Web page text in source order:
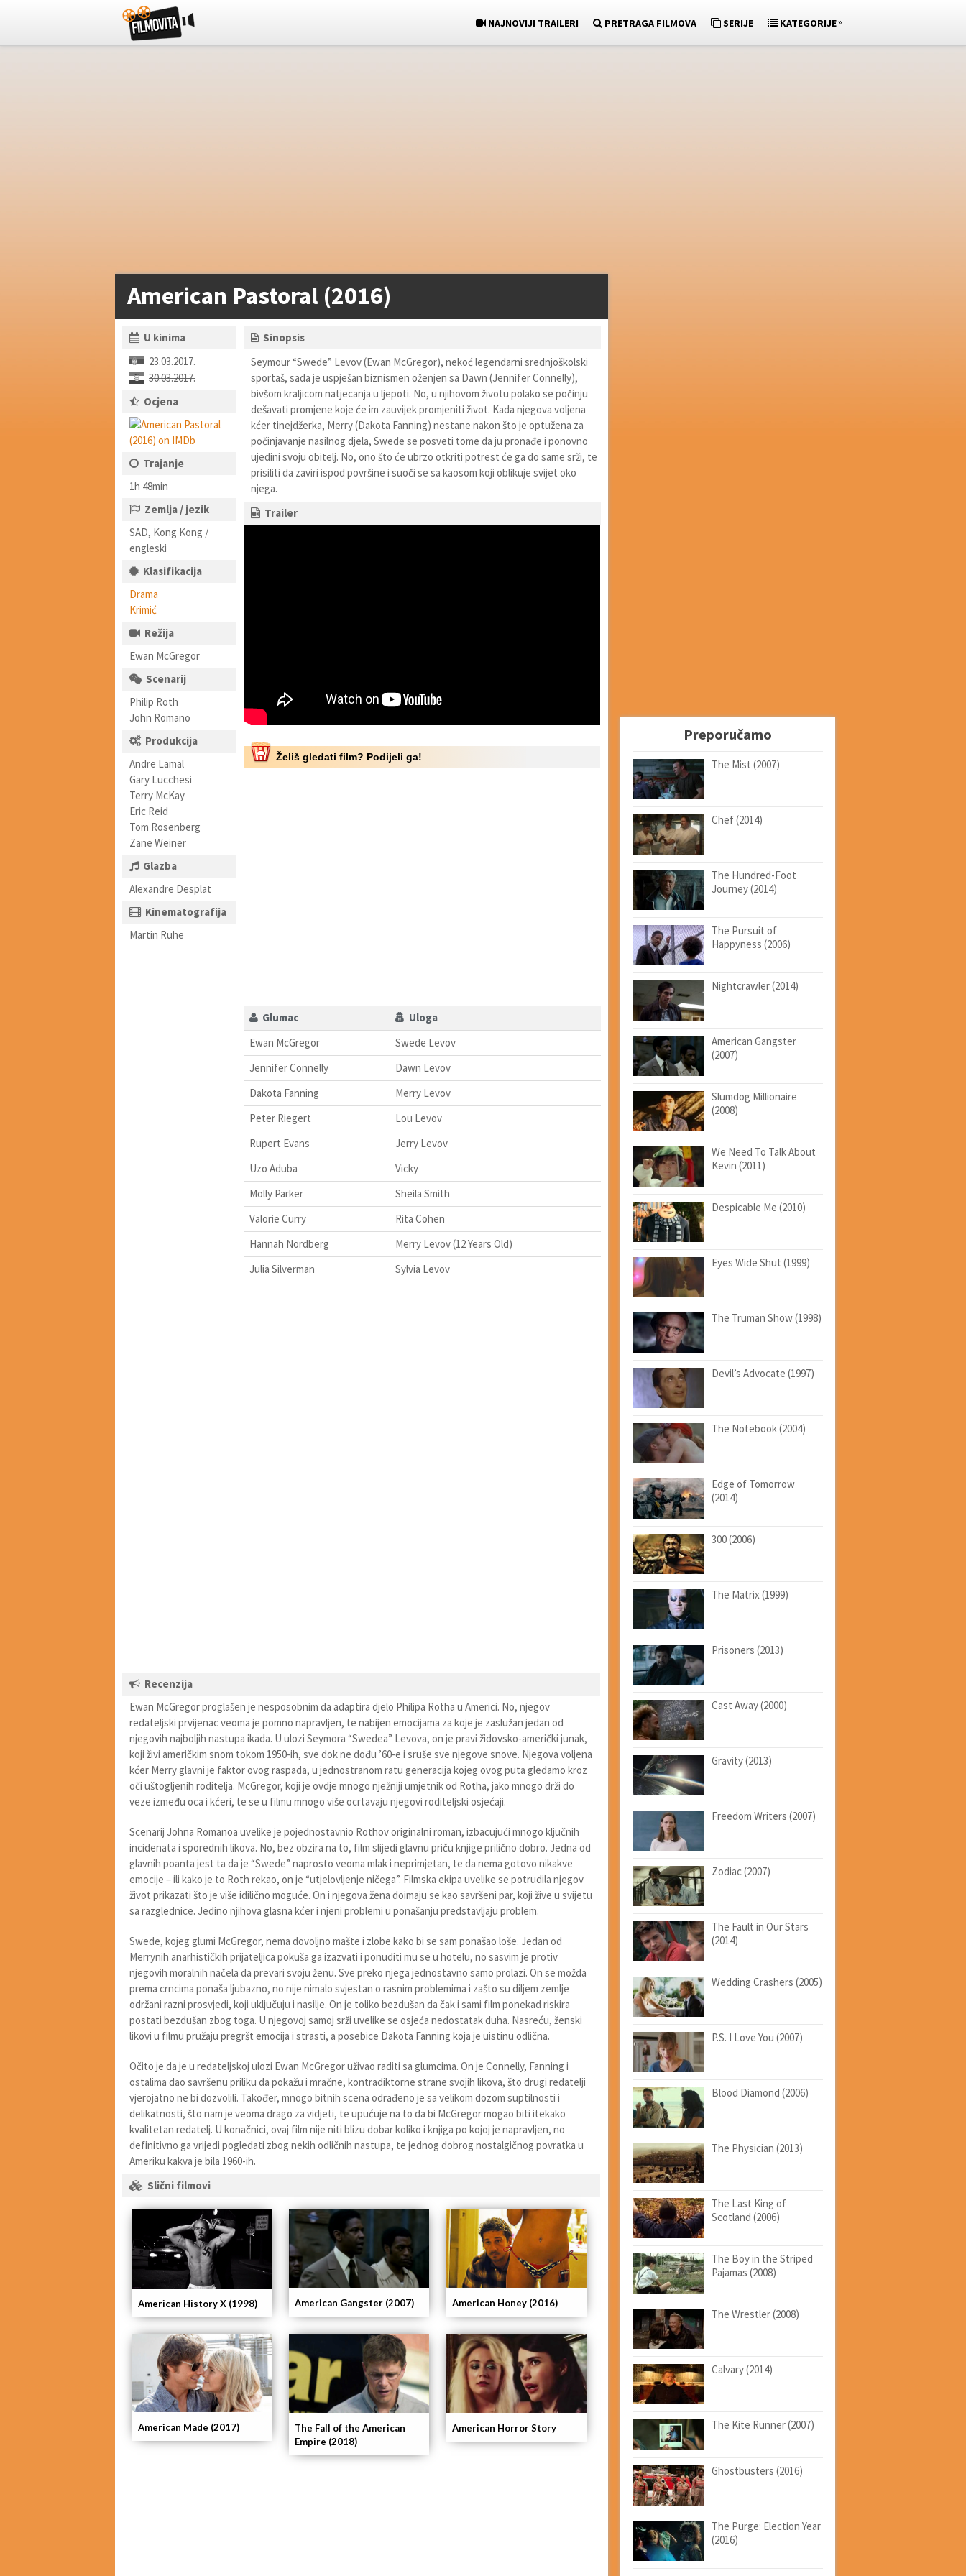
NAJNOVIJI TRAILERI PRETRAGA FILMOVA SERIJE KATEGORIJE»
American Pastoral (2016)
U kinima
23.03.2017.
30.03.2017.
Ocjena
Trajanje
1h 48min
Zemlja / jezik
SAD, Kong Kong /
engleski
Klasifikacija
Drama
Krimić
Režija
Ewan McGregor
Scenarij
Philip Roth
John Romano
Produkcija
Andre Lamal
Gary Lucchesi
Terry McKay
Eric Reid
Tom Rosenberg
Zane Weiner
Glazba
Alexandre Desplat
Kinematografija
Martin Ruhe
Sinopsis
Seymour “Swede” Levov (Ewan McGregor), nekoć legendarni srednjoškolski
sportaš, sada je uspješan biznismen oženjen sa Dawn (Jennifer Connelly),
bivšom kraljicom natjecanja u ljepoti. No, u njihovom životu polako se počinju
dešavati promjene koje će im zauvijek promjeniti život. Kada njegova voljena
kćer tinejdžerka, Merry (Dakota Fanning) nestane nakon što je optužena za
počinjavanje nasilnog djela, Swede se posveti tome da ju pronađe i ponovno
ujedini svoju obitelj. No, ono što će ubrzo otkriti potrest će ga do same srži, te
prisiliti da zaviri ispod površine i suoči se sa kaosom koji oblikuje svijet oko
njega.
Trailer
Želiš gledati film? Podijeli ga!
Glumac
Uloga
Ewan McGregor
Swede Levov
Jennifer Connelly
Dawn Levov
Dakota Fanning
Merry Levov
Peter Riegert
Lou Levov
Rupert Evans
Jerry Levov
Uzo Aduba
Vicky
Molly Parker
Sheila Smith
Valorie Curry
Rita Cohen
Hannah Nordberg
Merry Levov (12 Years Old)
Julia Silverman
Sylvia Levov
Recenzija
Ewan McGregor proglašen je nesposobnim da adaptira djelo Philipa Rotha u Americi. No, njegov
redateljski prvijenac veoma je pomno napravljen, te nabijen emocijama za koje je zaslužan jedan od
njegovih najboljih nastupa ikada. U ulozi Seymora “Swedea” Levova, on je pravi židovsko-američki junak,
koji živi američkim snom tokom 1950-ih, sve dok ne dođu ’60-e i sruše sve njegove snove. Njegova voljena
kćer Merry glavni je faktor ovog raspada, u jednostranom ratu generacija kojeg ovog puta gledamo kroz
oči uštogljenih roditelja. McGregor, koji je ovdje mnogo nježniji umjetnik od Rotha, jako mnogo drži do
veze između oca i kćeri, te se u filmu mnogo više ocrtavaju njegovi roditeljski osjećaji.
Scenarij Johna Romanoa uvelike je pojednostavnio Rothov originalni roman, izbacujući mnogo ključnih
incidenata i sporednih likova. No, bez obzira na to, film slijedi glavnu priču knjige prilično dobro. Jedna od
glavnih poanta jest ta da je “Swede” naprosto veoma mlak i neprimjetan, te da nema gotovo nikakve
emocije – ili kako je to Roth rekao, on je “utjelovljenje ničega”. Filmska ekipa uvelike se potrudila njegov
život prikazati što je više idilično moguće. On i njegova žena doimaju se kao savršeni par, koji žive u svijetu
sa razglednice. Jedino njihova glasna kćer i njeni problemi u ponašanju predstavljaju problem.
Swede, kojeg glumi McGregor, nema dovoljno mašte i zlobe kako bi se sam ponašao loše. Jedan od
Merrynih anarhističkih prijateljica pokuša ga izazvati i ponuditi mu se u hotelu, no sasvim je protiv
njegovih moralnih načela da prevari svoju ženu. Sve preko njega jednostavno samo prolazi. On se možda
prema crncima ponaša ljubazno, no nije nimalo svjestan o rasnim problemima i zašto su diljem zemlje
održani razni prosvjedi, koji uključuju i nasilje. On je toliko bezdušan da čak i sami film ponekad riskira
postati bezdušan zbog toga. U njegovoj samoj srži uvelike se osjeća nedostatak duha. Nasreću, ženski
likovi u filmu pružaju pregršt emocija i strasti, a posebice Dakota Fanning koja je uistinu odlična.
Očito je da je u redateljskoj ulozi Ewan McGregor uživao raditi sa glumcima. On je Connelly, Fanning i
ostalima dao savršenu priliku da pokažu i mračne, kontradiktorne strane svojih likova, što drugi redatelji
vjerojatno ne bi dozvolili. Također, mnogo bitnih scena odrađeno je sa velikom dozom suptilnosti i
delikatnosti, što nam je veoma drago za vidjeti, te upućuje na to da bi McGregor mogao biti itekako
kvalitetan redatelj. U konačnici, ovaj film nije niti blizu dobar koliko i knjiga po kojoj je napravljen, no
definitivno ga vrijedi pogledati zbog nekih odličnih nastupa, te jednog dobrog nostalgičnog povratka u
Ameriku kakva je bila 1960-ih.
Slični filmovi
American Horror Story
The Fall of the American
Empire (2018)
American Made (2017)
American Honey (2016)
American Gangster (2007)
American History X (1998)
Preporučamo
The Mist (2007)
Chef (2014)
The Hundred-Foot
Journey (2014)
The Pursuit of
Happyness (2006)
Nightcrawler (2014)
American Gangster
(2007)
Slumdog Millionaire
(2008)
We Need To Talk About
Kevin (2011)
Despicable Me (2010)
Eyes Wide Shut (1999)
The Truman Show (1998)
Devil’s Advocate (1997)
The Notebook (2004)
Edge of Tomorrow
(2014)
300 (2006)
The Matrix (1999)
Prisoners (2013)
Cast Away (2000)
Gravity (2013)
Freedom Writers (2007)
Zodiac (2007)
The Fault in Our Stars
(2014)
Wedding Crashers (2005)
P.S. I Love You (2007)
Blood Diamond (2006)
The Physician (2013)
The Last King of
Scotland (2006)
The Boy in the Striped
Pajamas (2008)
The Wrestler (2008)
Calvary (2014)
The Kite Runner (2007)
Ghostbusters (2016)
The Purge: Election Year
(2016)